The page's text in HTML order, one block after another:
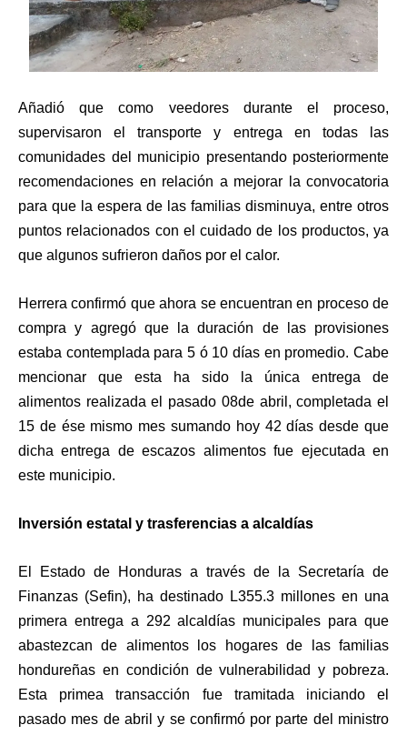
Añadió que como veedores durante el proceso,
supervisaron el transporte y entrega en todas las
comunidades del municipio presentando posteriormente
recomendaciones en relación a mejorar la convocatoria
para que la espera de las familias disminuya, entre otros
puntos relacionados con el cuidado de los productos, ya
que algunos sufrieron daños por el calor.
Herrera confirmó que ahora se encuentran en proceso de
compra y agregó que la duración de las provisiones
estaba contemplada para 5 ó 10 días en promedio. Cabe
mencionar que esta ha sido la única entrega de
alimentos realizada el pasado 08de abril, completada el
15 de ése mismo mes sumando hoy 42 días desde que
dicha entrega de escazos alimentos fue ejecutada en
este municipio.
Inversión estatal y trasferencias a alcaldías
El Estado de Honduras a través de la Secretaría de
Finanzas (Sefin), ha destinado L355.3 millones en una
primera entrega a 292 alcaldías municipales para que
abastezcan de alimentos los hogares de las familias
hondureñas en condición de vulnerabilidad y pobreza.
Esta primea transacción fue tramitada iniciando el
pasado mes de abril y se confirmó por parte del ministro